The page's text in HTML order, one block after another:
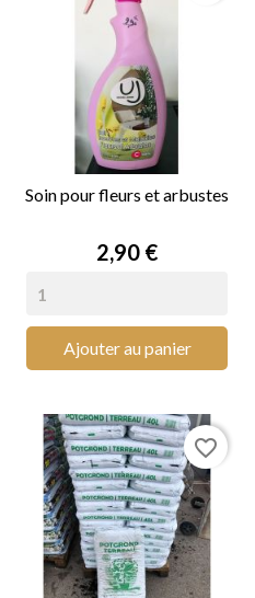
Soin pour fleurs et arbustes
Prix
2,90 €
Ajouter au panier
favorite_border